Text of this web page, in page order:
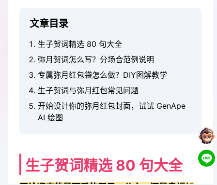
文章目录
生子贺词精选 80 句大全
弥月贺词怎么写？分场合范例说明
专属弥月红包袋怎么做？DIY图解教学
生子贺词与弥月红包常见问题
开始设计你的弥月红包封面，试试 GenApe
AI 绘图
生子贺词精选 80 句大全